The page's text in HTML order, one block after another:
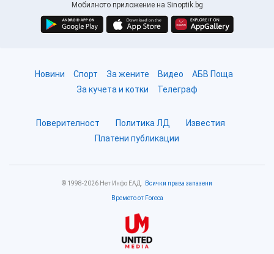
Мобилното приложение на Sinoptik.bg
Новини Спорт За жените Видео
АБВ Поща
За кучета и котки
Телеграф
Поверителност Политика ЛД
Известия
Платени публикации
© 1998-2026 Нет Инфо ЕАД. Всички права запазени
Времето от Foreca